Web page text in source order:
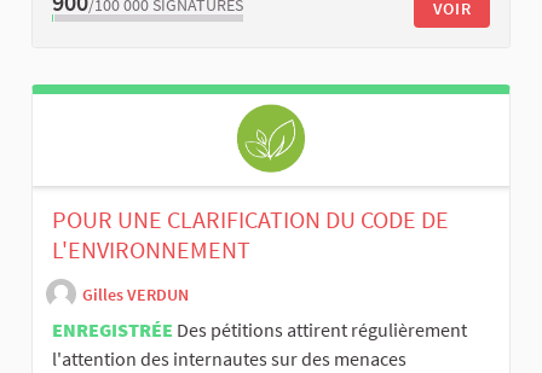
/100 000 SIGNATURES VOIR
POUR UNE CLARIFICATION DU CODE DE
L'ENVIRONNEMENT
Gilles VERDUN
ENREGISTRÉE Des pétitions attirent régulièrement
l'attention des internautes sur des menaces